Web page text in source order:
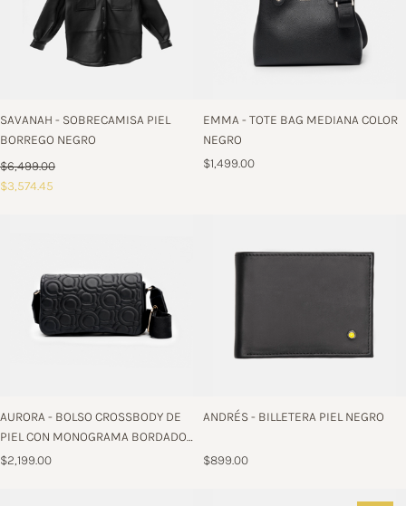
SAVANAH - SOBRECAMISA PIEL
BORREGO NEGRO
$6,499.00
$3,574.45
EMMA - TOTE BAG MEDIANA COLOR
NEGRO
$1,499.00
AURORA - BOLSO CROSSBODY DE
PIEL CON MONOGRAMA BORDADO
COLOR NEGRO
$2,199.00
ANDRÉS - BILLETERA PIEL NEGRO
$899.00